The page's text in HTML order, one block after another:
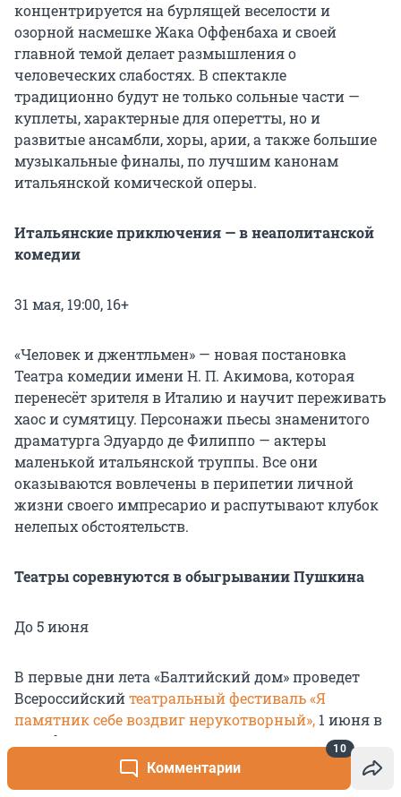
Комментарии
10
концентрируется на бурлящей веселости и
озорной насмешке Жака Оффенбаха и своей
главной темой делает размышления о
человеческих слабостях. В спектакле
традиционно будут не только сольные части —
куплеты, характерные для оперетты, но и
развитые ансамбли, хоры, арии, а также большие
музыкальные финалы, по лучшим канонам
итальянской комической оперы.
Итальянские приключения — в неаполитанской
комедии
31 мая, 19:00, 16+
«Человек и джентльмен» — новая постановка
Театра комедии имени Н. П. Акимова, которая
перенесёт зрителя в Италию и научит переживать
хаос и сумятицу. Персонажи пьесы знаменитого
драматурга Эдуардо де Филиппо — актеры
маленькой итальянской труппы. Все они
оказываются вовлечены в перипетии личной
жизни своего импресарио и распутывают клубок
нелепых обстоятельств.
Театры соревнуются в обыгрывании Пушкина
До 5 июня
В первые дни лета «Балтийский дом» проведет
Всероссийскийтеатральный фестиваль «Я
памятник себе воздвиг нерукотворный», 1 июня в
12:00 фестиваль откроется красочным спектаклем
«Золотой петушок» (6+) режиссера Владимира
Жукова на главной площадке. В воскресенье в